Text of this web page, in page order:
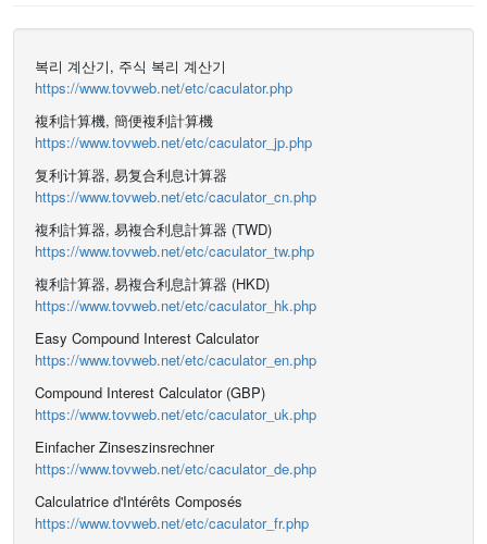
복리 계산기, 주식 복리 계산기
https://www.tovweb.net/etc/caculator.php
複利計算機, 簡便複利計算機
https://www.tovweb.net/etc/caculator_jp.php
复利计算器, 易复合利息计算器
https://www.tovweb.net/etc/caculator_cn.php
複利計算器, 易複合利息計算器 (TWD)
https://www.tovweb.net/etc/caculator_tw.php
複利計算器, 易複合利息計算器 (HKD)
https://www.tovweb.net/etc/caculator_hk.php
Easy Compound Interest Calculator
https://www.tovweb.net/etc/caculator_en.php
Compound Interest Calculator (GBP)
https://www.tovweb.net/etc/caculator_uk.php
Einfacher Zinseszinsrechner
https://www.tovweb.net/etc/caculator_de.php
Calculatrice d'Intérêts Composés
https://www.tovweb.net/etc/caculator_fr.php